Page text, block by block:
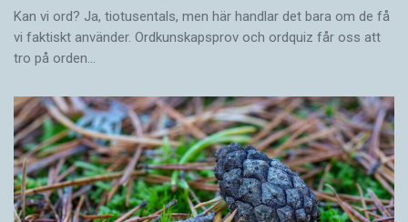
Kan vi ord? Ja, tiotusentals, men här handlar det bara om de få
vi faktiskt använder. Ordkunskapsprov och ordquiz får oss att
tro på orden…